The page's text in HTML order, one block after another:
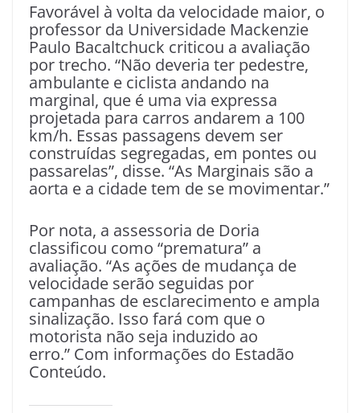
Favorável à volta da velocidade maior, o
professor da Universidade Mackenzie
Paulo Bacaltchuck criticou a avaliação
por trecho. “Não deveria ter pedestre,
ambulante e ciclista andando na
marginal, que é uma via expressa
projetada para carros andarem a 100
km/h. Essas passagens devem ser
construídas segregadas, em pontes ou
passarelas”, disse. “As Marginais são a
aorta e a cidade tem de se movimentar.”
Por nota, a assessoria de Doria
classificou como “prematura” a
avaliação. “As ações de mudança de
velocidade serão seguidas por
campanhas de esclarecimento e ampla
sinalização. Isso fará com que o
motorista não seja induzido ao
erro.” Com informações do Estadão
Conteúdo.